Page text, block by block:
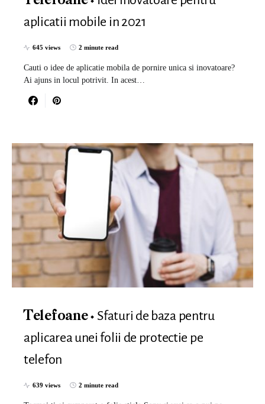
aplicatii mobile in 2021
645 views 2 minute read
Cauti o idee de aplicatie mobila de pornire unica si inovatoare?
Ai ajuns in locul potrivit. In acest…
Telefoane
Sfaturi de baza pentru
aplicarea unei folii de protectie pe
telefon
639 views 2 minute read